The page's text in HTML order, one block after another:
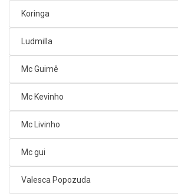
Koringa
Ludmilla
Mc Guimê
Mc Kevinho
Mc Livinho
Mc gui
Valesca Popozuda